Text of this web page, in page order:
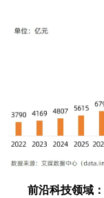
前沿科技领域：